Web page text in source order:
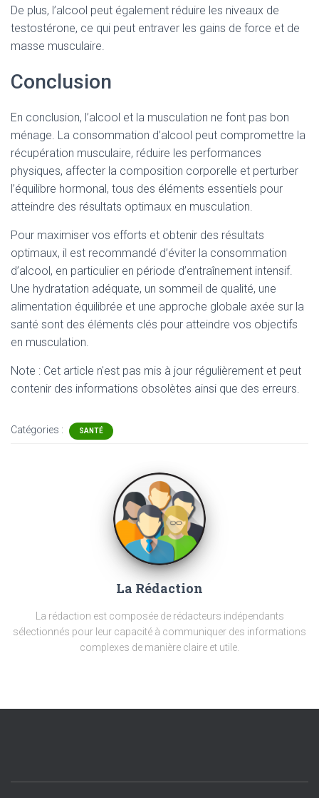
De plus, l’alcool peut également réduire les niveaux de
testostérone, ce qui peut entraver les gains de force et de
masse musculaire.
Conclusion
En conclusion, l’alcool et la musculation ne font pas bon
ménage. La consommation d’alcool peut compromettre la
récupération musculaire, réduire les performances
physiques, affecter la composition corporelle et perturber
l’équilibre hormonal, tous des éléments essentiels pour
atteindre des résultats optimaux en musculation.
Pour maximiser vos efforts et obtenir des résultats
optimaux, il est recommandé d’éviter la consommation
d’alcool, en particulier en période d’entraînement intensif.
Une hydratation adéquate, un sommeil de qualité, une
alimentation équilibrée et une approche globale axée sur la
santé sont des éléments clés pour atteindre vos objectifs
en musculation.
Note : Cet article n'est pas mis à jour régulièrement et peut
contenir des informations obsolètes ainsi que des erreurs.
Catégories : SANTÉ
La Rédaction
La rédaction est composée de rédacteurs indépendants
sélectionnés pour leur capacité à communiquer des informations
complexes de manière claire et utile.